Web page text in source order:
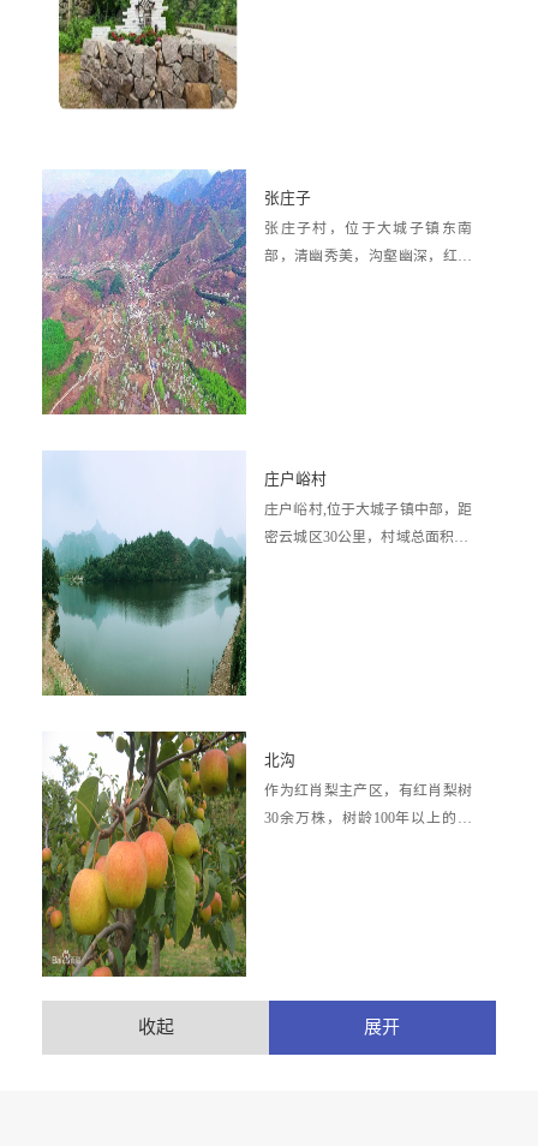
张庄子
张庄子村，位于大城子镇东南
部，清幽秀美，沟壑幽深，红门
庄户峪村
庄户峪村,位于大城子镇中部，距
密云城区30公里，村域总面积4.2
北沟
作为红肖梨主产区，有红肖梨树
30余万株，树龄100年以上的梨
收起 展开